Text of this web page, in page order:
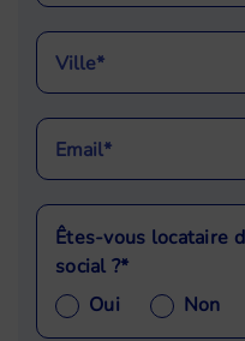
Êtes-vous locataire
social ?*
Oui
Non